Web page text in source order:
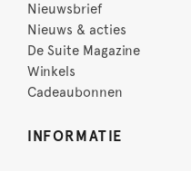
Nieuwsbrief
Nieuws & acties
De Suite Magazine
Winkels
Cadeaubonnen
INFORMATIE